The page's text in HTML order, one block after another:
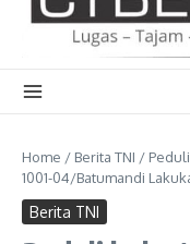
Home / Berita TNI /
1001-04/Batumandi
Berita TNI